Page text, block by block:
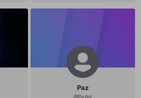
ト:Logicool G430 サウンドカード:Z
OWIE VITAL
Paz
@Pazlol